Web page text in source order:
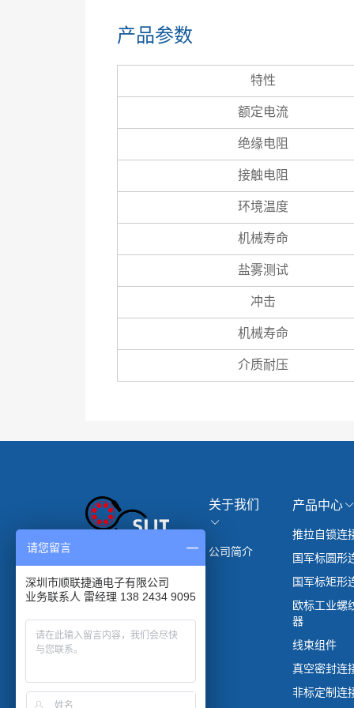
产品参数
特性
额定电流
绝缘电阻
接触电阻
环境温度
机械寿命
盐雾测试
冲击
机械寿命
介质耐压
关于我们
公司简介
产品中心
推拉自锁连
国军标圆形
国军标矩形
欧标工业螺
器
线束组件
真空密封连
非标定制连
请您留言
深圳市顺联捷通电子有限公司
业务联系人 雷经理 138 2434 9095